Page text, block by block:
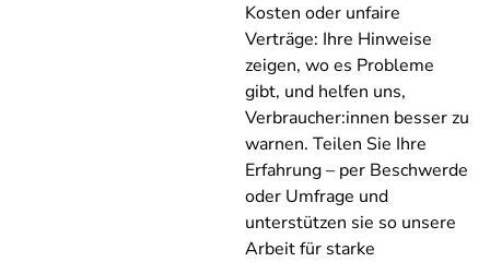
Kosten oder unfaire
Verträge: Ihre Hinweise
zeigen, wo es Probleme
gibt, und helfen uns,
Verbraucher:innen besser zu
warnen. Teilen Sie Ihre
Erfahrung – per Beschwerde
oder Umfrage und
unterstützen sie so unsere
Arbeit für starke